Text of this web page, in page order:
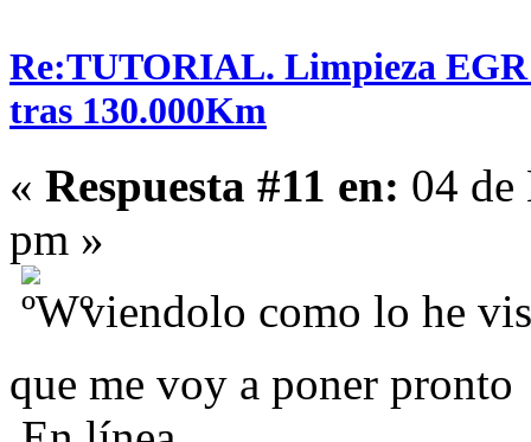
Re:TUTORIAL. Limpieza
tras 130.000Km
« Respuesta #11 en: 04 de
pm »
viendolo como lo he
que me voy a poner